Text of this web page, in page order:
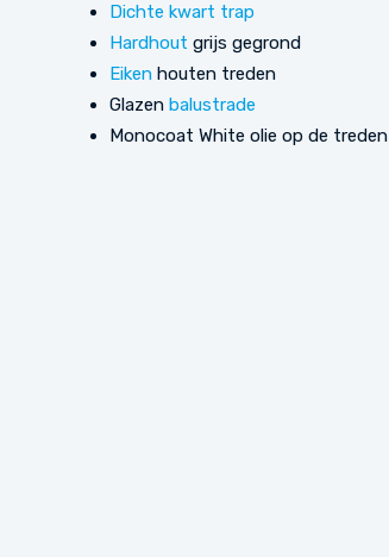
Dichte kwart trap
Hardhout grijs gegrond
Eiken houten treden
Glazen balustrade
Monocoat White olie op de treden